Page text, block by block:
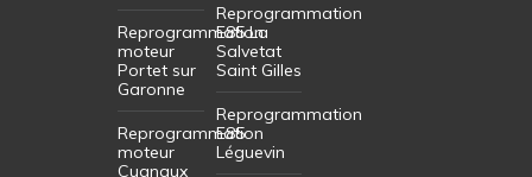
Reprogrammation
moteur
Portet sur
Garonne
Reprogrammation
moteur
Cugnaux
Reprogrammation
E85 La
Salvetat
Saint Gilles
Reprogrammation
E85
Léguevin